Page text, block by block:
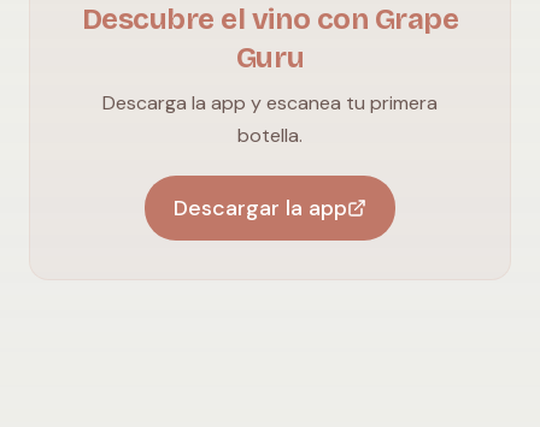
Descubre el vino con Grape
Guru
Descarga la app y escanea tu primera
botella.
Descargar la app